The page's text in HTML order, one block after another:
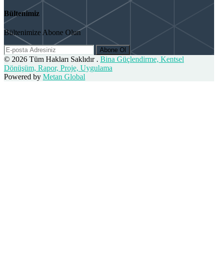
Bültenimiz
Bültenimize Abone Olun
Abone Ol
© 2026 Tüm Hakları Saklıdır . Bina Güçlendirme, Kentsel
Dönüşüm, Rapor, Proje, Uygulama
Powered by Metan Global